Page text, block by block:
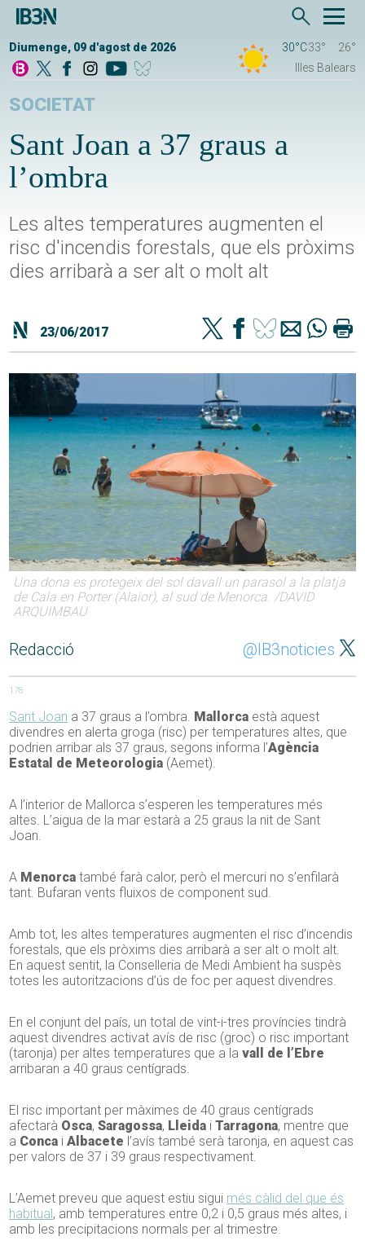
Diumenge, 09 d'agost de 2026 30°C33°
26°
Illes Balears
SOCIETAT
Sant Joan a 37 graus a
l’ombra
Les altes temperatures augmenten el
risc d'incendis forestals, que els pròxims
dies arribarà a ser alt o molt alt
23/06/2017
Una dona es protegeix del sol davall un parasol a la platja
de Cala en Porter (Alaior), al sud de Menorca. /DAVID
ARQUIMBAU
Redacció @IB3noticies
178
Sant Joan a 37 graus a l’ombra. Mallorca està aquest
divendres en alerta groga (risc) per temperatures altes, que
podrien arribar als 37 graus, segons informa l’Agència
Estatal de Meteorologia (Aemet).
A l’interior de Mallorca s’esperen les temperatures més
altes. L’aigua de la mar estarà a 25 graus la nit de Sant
Joan.
A Menorca també farà calor, però el mercuri no s’enfilarà
tant. Bufaran vents fluixos de component sud.
Amb tot, les altes temperatures augmenten el risc d’incendis
forestals, que els pròxims dies arribarà a ser alt o molt alt.
En aquest sentit, la Conselleria de Medi Ambient ha suspès
totes les autoritzacions d’ús de foc per aquest divendres.
En el conjunt del país, un total de vint-i-tres províncies tindrà
aquest divendres activat avís de risc (groc) o risc important
(taronja) per altes temperatures que a lavall de l’Ebre
arribaran a 40 graus centígrads.
El risc important per màximes de 40 graus centígrads
afectarà Osca,Saragossa, Lleida iTarragona, mentre que
a Conca iAlbacete l’avís també serà taronja, en aquest cas
per valors de 37 i 39 graus respectivament.
L’Aemet preveu que aquest estiu sigui més càlid del que és
habitual, amb temperatures entre 0,2 i 0,5 graus més altes, i
amb les precipitacions normals per al trimestre.